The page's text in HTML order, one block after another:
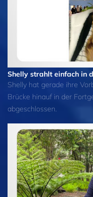
Shelly strahlt einfach in
Shelly hat gerade ihre
Brücke hinauf in der
abgeschlossen.